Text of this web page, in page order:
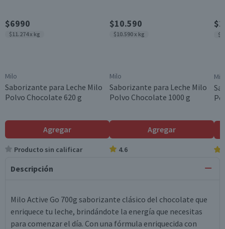
$6990
$11.274 x kg
Milo
Saborizante para Leche Milo
Polvo Chocolate 620 g
Agregar
Producto sin calificar
$10.590
$10.590 x kg
Milo
Saborizante para Leche Milo
Polvo Chocolate 1000 g
Agregar
4.6
Descripción
Milo Active Go 700g saborizante clásico del chocolate que
enriquece tu leche, brindándote la energía que necesitas
para comenzar el día. Con una fórmula enriquecida con